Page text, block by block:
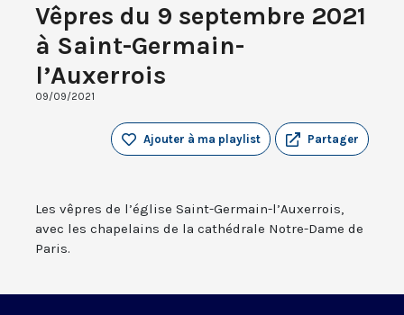
Vêpres du 9 septembre 2021
à Saint-Germain-
l’Auxerrois
09/09/2021
Partager
Ajouter à ma playlist
Les vêpres de l’église Saint-Germain-l’Auxerrois,
avec les chapelains de la cathédrale Notre-Dame de
Paris.